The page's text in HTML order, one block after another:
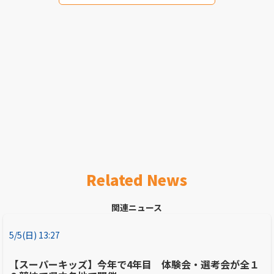
Related News
関連ニュース
5/5(日) 13:27
【スーパーキッズ】今年で4年目 体験会・選考会が全１